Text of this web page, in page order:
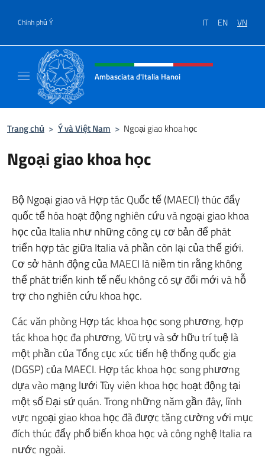
Chính phủ Ý IT EN VN
Header, social and menu of site
Ambasciata d'Italia Hanoi
Trang chủ > Ý và Việt Nam > Ngoại giao khoa học
Ngoại giao khoa học
Bộ Ngoại giao và Hợp tác Quốc tế (MAECI) thúc đẩy
quốc tế hóa hoạt động nghiên cứu và ngoại giao khoa
học của Italia như những công cụ cơ bản để phát
triển hợp tác giữa Italia và phần còn lại của thế giới.
Cơ sở hành động của MAECI là niềm tin rằng không
thể phát triển kinh tế nếu không có sự đổi mới và hỗ
trợ cho nghiên cứu khoa học.
Các văn phòng Hợp tác khoa học song phương, hợp
tác khoa học đa phương, Vũ trụ và sở hữu trí tuệ là
một phần của Tổng cục xúc tiến hệ thống quốc gia
(DGSP) của MAECI. Hợp tác khoa học song phương
dựa vào mạng lưới Tùy viên khoa học hoạt động tại
một số Đại sứ quán. Trong những năm gần đây, lĩnh
vực ngoại giao khoa học đã được tăng cường với mục
đích thúc đẩy phổ biến khoa học và công nghệ Italia ra
nước ngoài.